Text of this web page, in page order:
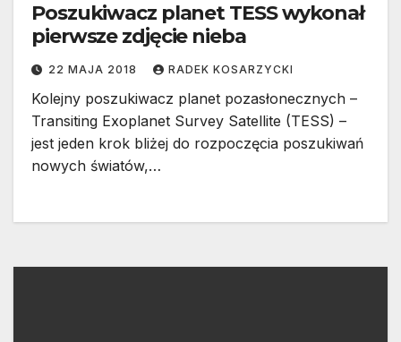
Poszukiwacz planet TESS wykonał
pierwsze zdjęcie nieba
22 MAJA 2018 RADEK KOSARZYCKI
Kolejny poszukiwacz planet pozasłonecznych –
Transiting Exoplanet Survey Satellite (TESS) –
jest jeden krok bliżej do rozpoczęcia poszukiwań
nowych światów,…